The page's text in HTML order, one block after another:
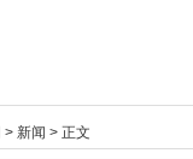
> 新闻 > 正文